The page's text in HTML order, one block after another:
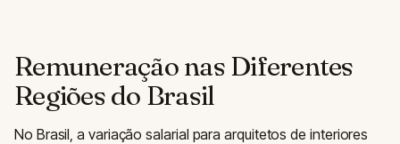
Remuneração nas Diferentes
Regiões do Brasil
No Brasil, a variação salarial para arquitetos de interiores